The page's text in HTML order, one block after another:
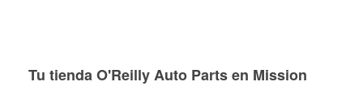
Tu tienda O'Reilly Auto Parts en Mission